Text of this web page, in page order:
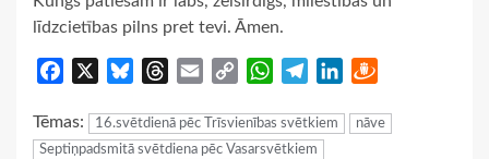
līdzcietības pilns pret tevi. Āmen.
Facebook BlueskyThreads
Email
Copy
WhatsApp
TelegramLinkedIn
Tēmas: 16.svētdienā pēc Trīsvienības svētkiem
nāve
Septiņpadsmitā svētdiena pēc Vasarsvētkiem